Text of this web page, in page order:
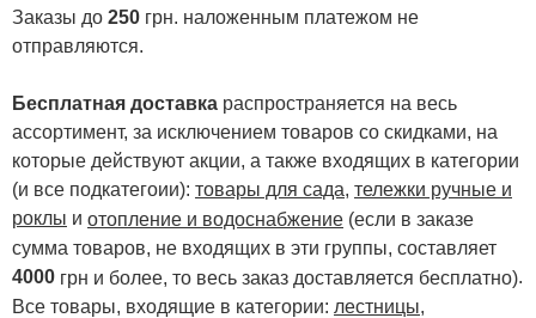
Заказы до 250 грн. наложенным платежом не
отправляются.
Бесплатная доставка распространяется на весь
ассортимент, за исключением товаров со скидками, на
которые действуют акции, а также входящих в категории
(и все подкатегоии): товары для сада, тележки ручные и
роклы и отопление и водоснабжение (если в заказе
сумма товаров, не входящих в эти группы, составляет
4000 грн и более, то весь заказ доставляется бесплатно).
Все товары, входящие в категории: лестницы,